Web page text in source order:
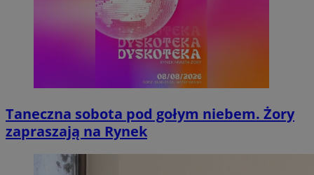
Taneczna sobota pod gołym niebem. Żory
zapraszają na Rynek